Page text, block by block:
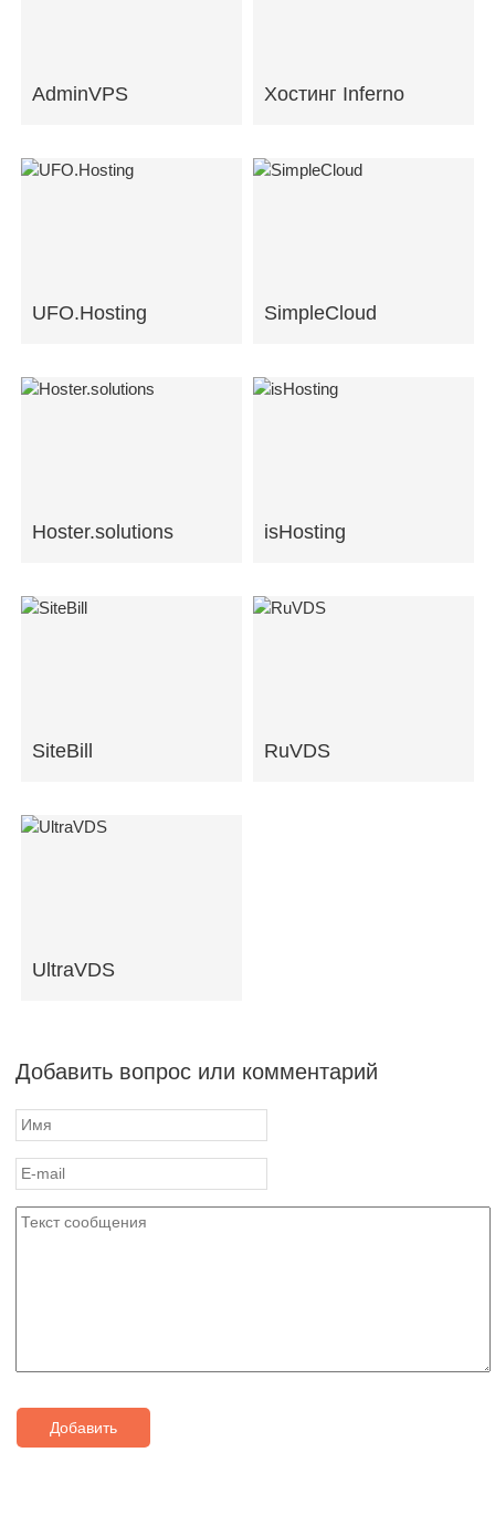
AdminVPS Хостинг Inferno
UFO.Hosting SimpleCloud
Hoster.solutions isHosting
SiteBill RuVDS
UltraVDS
Добавить вопрос или комментарий
Добавить